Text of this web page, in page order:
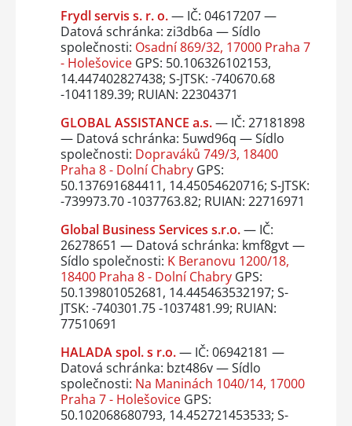
Frydl servis s. r. o.— IČ: 04617207 —
Datová schránka: zi3db6a — Sídlo
společnosti: Osadní 869/32, 17000 Praha 7
- HolešoviceGPS: 50.106326102153,
14.447402827438; S-JTSK: -740670.68
-1041189.39; RUIAN: 22304371
GLOBAL ASSISTANCE a.s.— IČ: 27181898
— Datová schránka: 5uwd96q — Sídlo
společnosti: Dopraváků 749/3, 18400
Praha 8 - Dolní ChabryGPS:
50.137691684411, 14.45054620716; S-JTSK:
-739973.70 -1037763.82; RUIAN: 22716971
Global Business Services s.r.o.— IČ:
26278651 — Datová schránka: kmf8gvt —
Sídlo společnosti: K Beranovu 1200/18,
18400 Praha 8 - Dolní ChabryGPS:
50.139801052681, 14.445463532197; S-
JTSK: -740301.75 -1037481.99; RUIAN:
77510691
HALADA spol. s r.o.— IČ: 06942181 —
Datová schránka: bzt486v — Sídlo
společnosti: Na Maninách 1040/14, 17000
Praha 7 - HolešoviceGPS:
50.102068680793, 14.452721453533; S-